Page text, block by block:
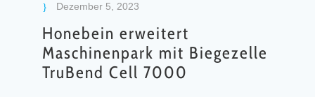
Dezember 5, 2023
Honebein erweitert
Maschinenpark mit Biegezelle
TruBend Cell 7000